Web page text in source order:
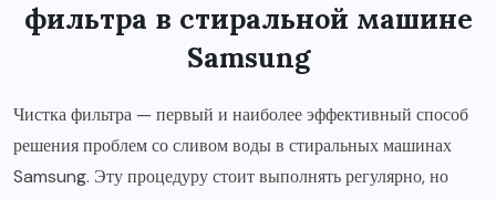
фильтра в стиральной машине
Samsung
Чистка фильтра — первый и наиболее эффективный способ
решения проблем со сливом воды в стиральных машинах
Samsung. Эту процедуру стоит выполнять регулярно, но